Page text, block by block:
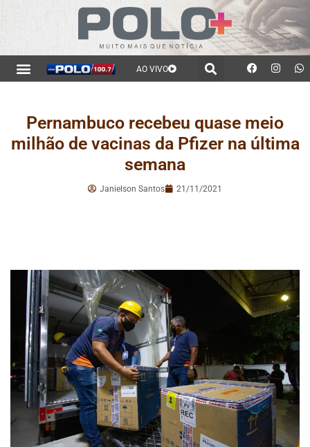
AO VIVO
Pernambuco recebeu quase meio
milhão de vacinas da Pfizer na última
semana
Janielson Santos 21/11/2021